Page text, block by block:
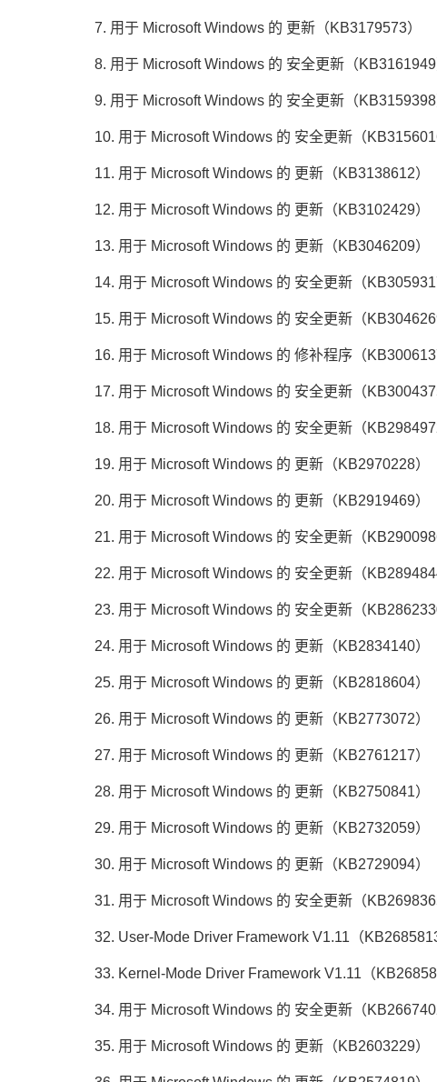
7. 用于 Microsoft Windows 的 更新（KB3179573）
8. 用于 Microsoft Windows 的 安全更新（KB3161949
9. 用于 Microsoft Windows 的 安全更新（KB3159398
10. 用于 Microsoft Windows 的 安全更新（
11. 用于 Microsoft Windows 的 更新（KB3138612）
12. 用于 Microsoft Windows 的 更新（KB3102429）
13. 用于 Microsoft Windows 的 更新（KB3046209）
14. 用于 Microsoft Windows 的 安全更新（
15. 用于 Microsoft Windows 的 安全更新（
16. 用于 Microsoft Windows 的 修补程序（
17. 用于 Microsoft Windows 的 安全更新（
18. 用于 Microsoft Windows 的 安全更新（
19. 用于 Microsoft Windows 的 更新（KB2970228）
20. 用于 Microsoft Windows 的 更新（KB2919469）
21. 用于 Microsoft Windows 的 安全更新（
22. 用于 Microsoft Windows 的 安全更新（
23. 用于 Microsoft Windows 的 安全更新（
24. 用于 Microsoft Windows 的 更新（KB2834140）
25. 用于 Microsoft Windows 的 更新（KB2818604）
26. 用于 Microsoft Windows 的 更新（KB2773072）
27. 用于 Microsoft Windows 的 更新（KB2761217）
28. 用于 Microsoft Windows 的 更新（KB2750841）
29. 用于 Microsoft Windows 的 更新（KB2732059）
30. 用于 Microsoft Windows 的 更新（KB2729094）
31. 用于 Microsoft Windows 的 安全更新（
32. User-Mode Driver Framework V1.11（KB2685813
33. Kernel-Mode Driver Framework V1.11（
34. 用于 Microsoft Windows 的 安全更新（
35. 用于 Microsoft Windows 的 更新（KB2603229）